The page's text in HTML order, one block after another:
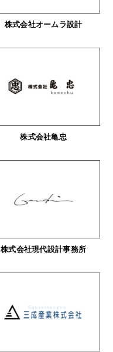
株式会社オームラ設計
株式会社亀忠
株式会社現代設計事務所